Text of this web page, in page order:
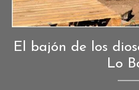
(Imagen referencial).
El bajón de los
Lo